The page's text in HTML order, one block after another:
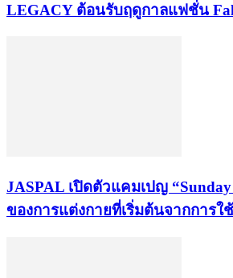
LEGACY ต้อนรับฤดูกาลแฟชั่น
JASPAL เปิดตัวแคมเปญ
ของการแต่งกายที่เริ่มต้นจากการใ